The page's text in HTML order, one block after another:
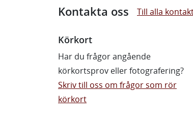
Kontakta oss Till alla
Körkort
Har du frågor angående
körkortsprov eller fotografering?
Skriv till oss om frågor som rör
körkort